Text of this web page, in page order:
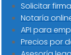
Solicitar
Notaría
API para
Precios por